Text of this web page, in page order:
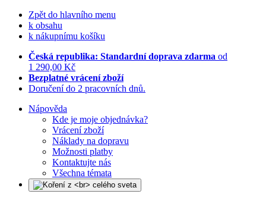
Zpět do hlavního menu
k obsahu
k nákupnímu košíku
Česká republika: Standardní doprava zdarma od
1 290,00 Kč
Bezplatné vrácení zboží
Doručení do 2 pracovních dnů.
Nápověda
Kde je moje objednávka?
Vrácení zboží
Náklady na dopravu
Možnosti platby
Kontaktujte nás
Všechna témata